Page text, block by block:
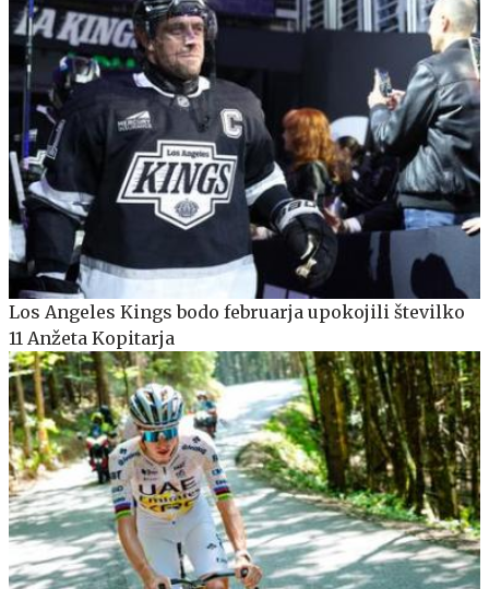
Los Angeles Kings bodo februarja upokojili številko
11 Anžeta Kopitarja